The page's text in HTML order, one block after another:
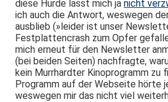
diese Hürde lässt mich janicht
ich auch die Antwort, weswegen
ausblieb (»leider ist unser
Festplattencrash zum Opfer
mich erneut für den Newsletter
(bei beiden Seiten) nachfragte,
kein Murrhardter Kinoprogramm zu
Programm auf der Webseite hörte
weswegen mir das nicht viel